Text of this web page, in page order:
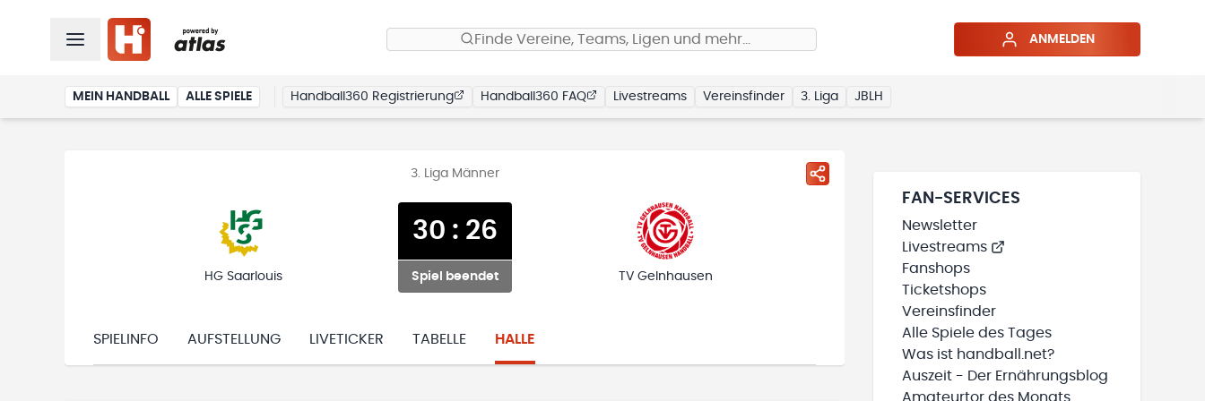
Finde Vereine, Teams, Ligen und mehr… ANMELDEN
MEIN HANDBALL ALLE SPIELE Handball360 Registrierung Handball360 FAQ Livestreams Vereinsfinder 3. Liga JBLH
3. Liga Männer
HG Saarlouis
30 : 26
Spiel beendet TV Gelnhausen
SPIELINFO AUFSTELLUNG LIVETICKER TABELLE HALLE
FAN-SERVICES
Newsletter
Livestreams
Fanshops
Ticketshops
Vereinsfinder
Alle Spiele des Tages
Was ist handball.net?
Auszeit - Der Ernährungsblog
Amateurtor des Monats